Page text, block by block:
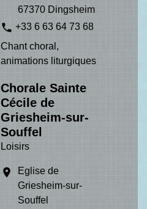
67370 Dingsheim
phone +33 6 63 64 73 68
Chant choral,
animations liturgiques
Chorale Sainte
Cécile de
Griesheim-sur-
Souffel
Loisirs
location_on
Eglise de
Griesheim-sur-
Souffel